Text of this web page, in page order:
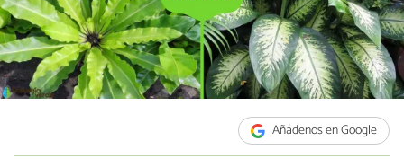
Añádenos en Google